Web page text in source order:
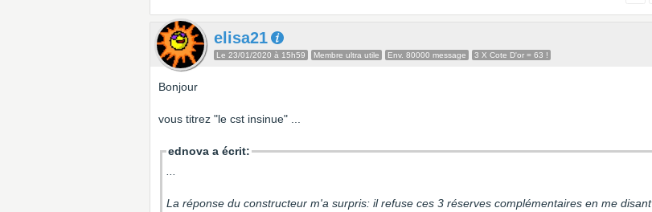
elisa21
Le 23/01/2020 à 15h59 Membre ultra utile Env. 80000 message 3 X Cote D'or = 63 !
Bonjour
vous titrez "le cst insinue" ...
ednova a écrit:
La réponse du constructeur m'a surpris: il refuse ces 3 réserves complémentaires en me disant